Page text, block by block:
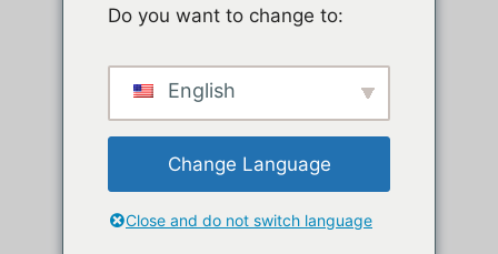
Do you want to change to:
English
Change Language
Close and do not switch language